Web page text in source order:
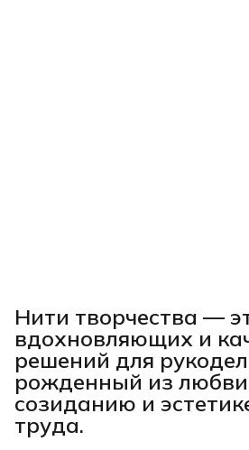
Нити творчества —
вдохновляющих и
решений для
рожденный из
созиданию и
труда.